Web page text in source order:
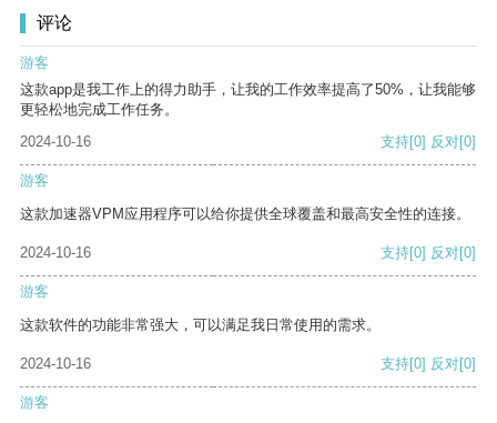
评论
游客
这款app是我工作上的得力助手，让我的工作效率提高了50%，让我能够
更轻松地完成工作任务。
2024-10-16
支持[0] 反对[0]
游客
这款加速器VPM应用程序可以给你提供全球覆盖和最高安全性的连接。
2024-10-16 支持[0] 反对[0]
游客
这款软件的功能非常强大，可以满足我日常使用的需求。
2024-10-16 支持[0] 反对[0]
游客